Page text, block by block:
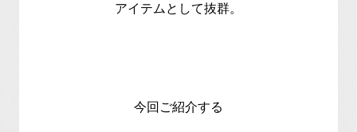
アイテムとして抜群。
今回ご紹介する